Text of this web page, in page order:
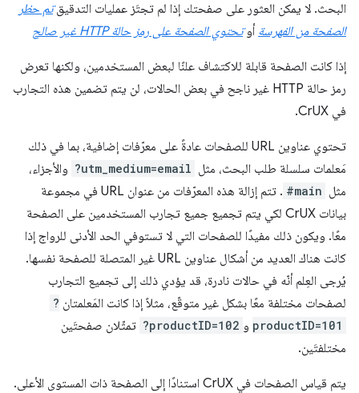
البحث. لا يمكن العثور على صفحتك إذا لم تجتَز عمليات التدقيقتم حظر
الصفحة من الفهرسة أوتحتوي الصفحة على رمز حالة HTTP غير صالح
إذا كانت الصفحة قابلة للاكتشاف علنًا لبعض المستخدمين، ولكنها تعرض
رمز حالة HTTP غير ناجح في بعض الحالات، لن يتم تضمين هذه التجارب
في CrUX.
تحتوي عناوين URL للصفحات عادةً على معرّفات إضافية، بما في ذلك
مَعلمات سلسلة طلب البحث، مثل ?utm_medium=email والأجزاء،
مثل #main
. تتم إزالة هذه المعرّفات من عنوان URL في مجموعة
بيانات CrUX لكي يتم تجميع جميع تجارب المستخدمين على الصفحة
معًا. ويكون ذلك مفيدًا للصفحات التي لا تستوفي الحد الأدنى للرواج إذا
كانت هناك العديد من أشكال عناوين URL غير المتصلة للصفحة نفسها.
يُرجى العِلم أنّه في حالات نادرة، قد يؤدي ذلك إلى تجميع التجارب
لصفحات مختلفة معًا بشكل غير متوقّع، مثلاً إذا كانت المَعلمتان ?
productID=101 و ?productID=102 تمثّلان صفحتَين
مختلفتَين.
يتم قياس الصفحات في CrUX استنادًا إلى الصفحة ذات المستوى الأعلى.